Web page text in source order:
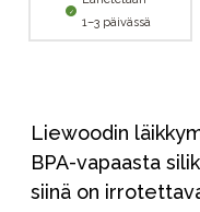
1–3 päivässä
Liewoodin
BPA-vapaasta
siinä on